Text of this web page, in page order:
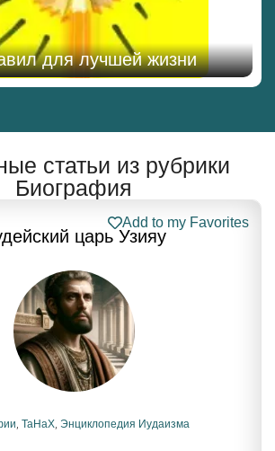
для лучшей жизни
статьи из рубрики
Биография
царь Узияу
Add to my Favorites
ТаНаХ, Энциклопедия Иудаизма